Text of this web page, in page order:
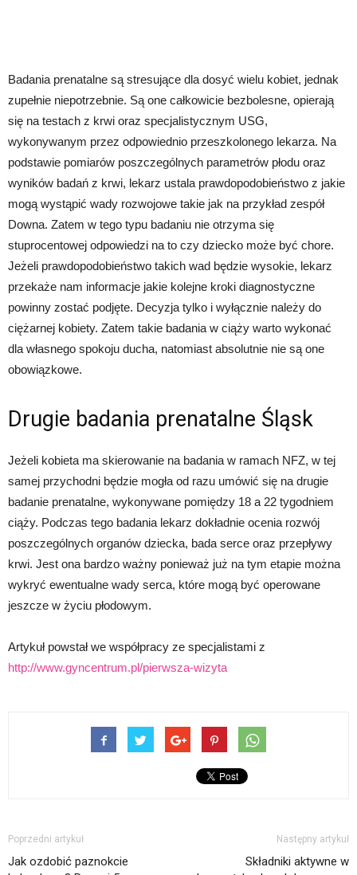
Badania prenatalne są stresujące dla dosyć wielu kobiet, jednak
zupełnie niepotrzebnie. Są one całkowicie bezbolesne, opierają
się na testach z krwi oraz specjalistycznym USG,
wykonywanym przez odpowiednio przeszkolonego lekarza. Na
podstawie pomiarów poszczególnych parametrów płodu oraz
wyników badań z krwi, lekarz ustala prawdopodobieństwo z jakie
mogą wystąpić wady rozwojowe takie jak na przykład zespół
Downa. Zatem w tego typu badaniu nie otrzyma się
stuprocentowej odpowiedzi na to czy dziecko może być chore.
Jeżeli prawdopodobieństwo takich wad będzie wysokie, lekarz
przekaże nam informacje jakie kolejne kroki diagnostyczne
powinny zostać podjęte. Decyzja tylko i wyłącznie należy do
ciężarnej kobiety. Zatem takie badania w ciąży warto wykonać
dla własnego spokoju ducha, natomiast absolutnie nie są one
obowiązkowe.
Drugie badania prenatalne Śląsk
Jeżeli kobieta ma skierowanie na badania w ramach NFZ, w tej
samej przychodni będzie mogła od razu umówić się na drugie
badanie prenatalne, wykonywane pomiędzy 18 a 22 tygodniem
ciąży. Podczas tego badania lekarz dokładnie ocenia rozwój
poszczególnych organów dziecka, bada serce oraz przepływy
krwi. Jest ona bardzo ważny ponieważ już na tym etapie można
wykryć ewentualne wady serca, które mogą być operowane
jeszcze w życiu płodowym.
Artykuł powstał we współpracy ze specjalistami z
http://www.gyncentrum.pl/pierwsza-wizyta
Poprzedni artykuł
Jak ozdobić paznokcie
Następny artykuł
Składniki aktywne w